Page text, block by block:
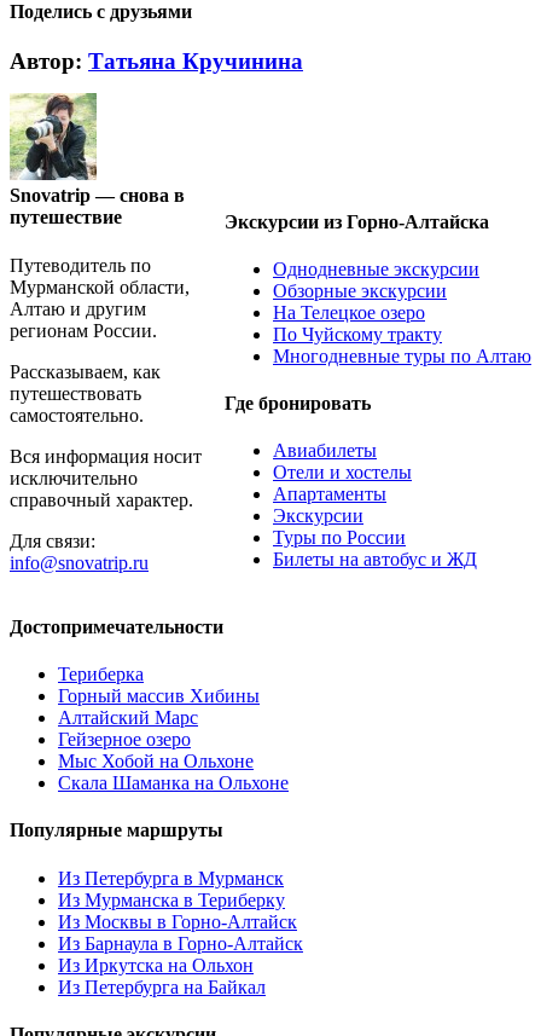
Поделись с друзьями
Vk
Автор: Татьяна Кручинина
Экскурсии из Горно-Алтайска
Однодневные экскурсии
Обзорные экскурсии
На Телецкое озеро
По Чуйскому тракту
Многодневные туры по Алтаю
Где бронировать
Авиабилеты
Отели и хостелы
Апартаменты
Экскурсии
Туры по России
Билеты на автобус и ЖД
Snovatrip — снова в
путешествие
Путеводитель по
Мурманской области,
Алтаю и другим
регионам России.
Рассказываем, как
путешествовать
самостоятельно.
Вся информация носит
исключительно
справочный характер.
Для связи:
info@snovatrip.ru
Достопримечательности
Териберка
Горный массив Хибины
Алтайский Марс
Гейзерное озеро
Мыс Хобой на Ольхоне
Скала Шаманка на Ольхоне
Популярные маршруты
Из Петербурга в Мурманск
Из Мурманска в Териберку
Из Москвы в Горно-Алтайск
Из Барнаула в Горно-Алтайск
Из Иркутска на Ольхон
Из Петербурга на Байкал